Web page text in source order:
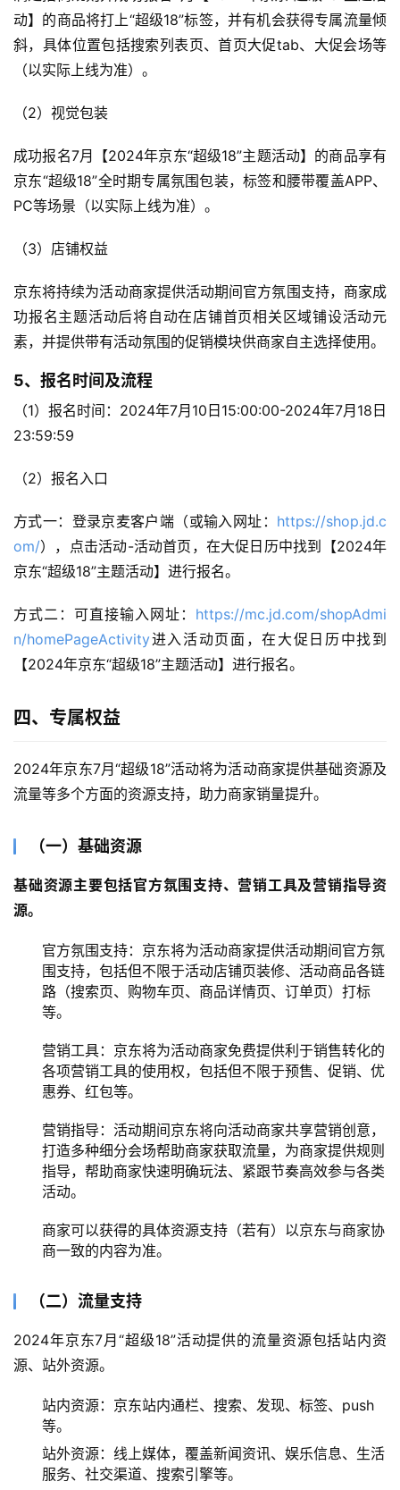
动】的商品将打上“超级18”标签，并有机会获得专属流量倾
斜，具体位置包括搜索列表页、首页大促tab、大促会场等
（以实际上线为准）。
（2）视觉包装
成功报名7月【2024年京东“超级18”主题活动】的商品享有
京东“超级18”全时期专属氛围包装，标签和腰带覆盖APP、
PC等场景（以实际上线为准）。
（3）店铺权益
京东将持续为活动商家提供活动期间官方氛围支持，商家成
功报名主题活动后将自动在店铺首页相关区域铺设活动元
素，并提供带有活动氛围的促销模块供商家自主选择使用。
5、报名时间及流程
（1）报名时间：2024年7月10日15:00:00-2024年7月18日
23:59:59
（2）报名入口
方式一：登录京麦客户端（或输入网址： https://shop.jd.c
om/），点击活动-活动首页，在大促日历中找到【2024年
京东“超级18”主题活动】进行报名。
方式二：可直接输入网址： https://mc.jd.com/shopAdmi
n/homePageActivity进入活动页面，在大促日历中找到
【2024年京东“超级18”主题活动】进行报名。
四、专属权益
2024年京东7月“超级18”活动将为活动商家提供基础资源及
流量等多个方面的资源支持，助力商家销量提升。
（一）基础资源
基础资源主要包括官方氛围支持、营销工具及营销指导资
源。
官方氛围支持：京东将为活动商家提供活动期间官方氛
围支持，包括但不限于活动店铺页装修、活动商品各链
路（搜索页、购物车页、商品详情页、订单页）打标
等。
营销工具：京东将为活动商家免费提供利于销售转化的
各项营销工具的使用权，包括但不限于预售、促销、优
惠券、红包等。
营销指导：活动期间京东将向活动商家共享营销创意，
打造多种细分会场帮助商家获取流量，为商家提供规则
指导，帮助商家快速明确玩法、紧跟节奏高效参与各类
活动。
商家可以获得的具体资源支持（若有）以京东与商家协
商一致的内容为准。
（二）流量支持
2024年京东7月“超级18”活动提供的流量资源包括站内资
源、站外资源。
站内资源：京东站内通栏、搜索、发现、标签、push
等。
站外资源：线上媒体，覆盖新闻资讯、娱乐信息、生活
服务、社交渠道、搜索引擎等。